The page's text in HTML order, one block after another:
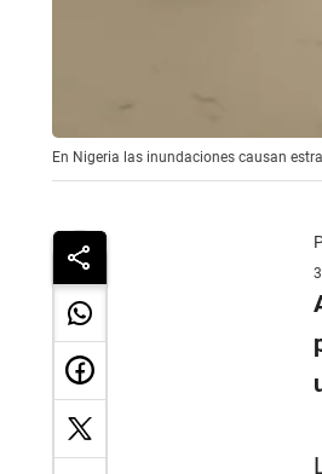
En Nigeria las inundaciones causan